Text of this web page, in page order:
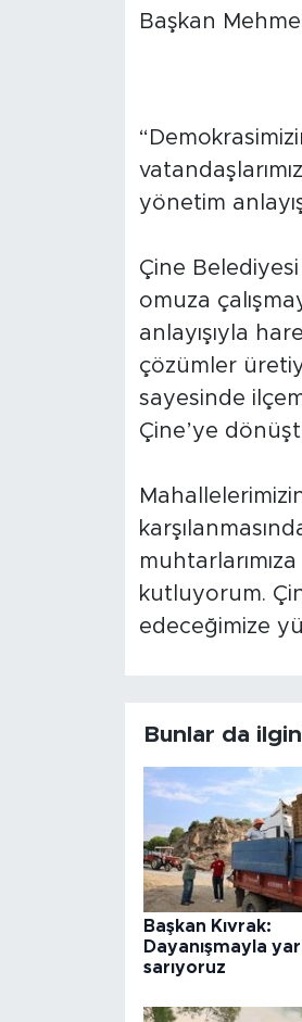
Başkan
yönetim
Çine
omuza
anlayışıyla
çözümler
sayesinde
Çine’ye
kutluyorum.
edeceğimize
Bunlar da
Başkan Kıvrak:
Dayanışmayla
sarıyoruz